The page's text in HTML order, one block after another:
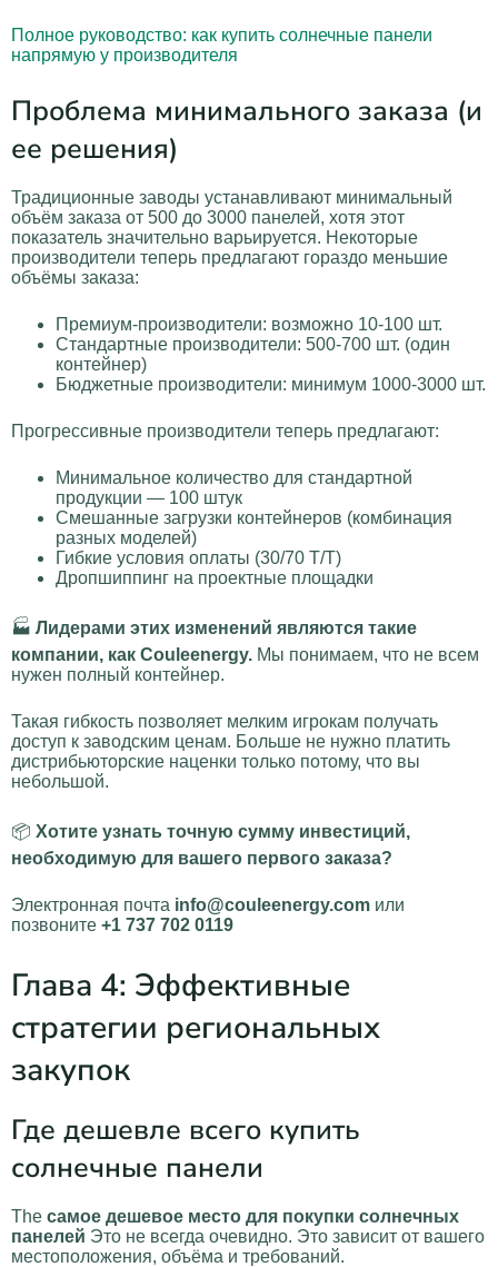
Полное руководство: как купить солнечные панели
напрямую у производителя
Проблема минимального заказа (и
ее решения)
Традиционные заводы устанавливают минимальный
объём заказа от 500 до 3000 панелей, хотя этот
показатель значительно варьируется. Некоторые
производители теперь предлагают гораздо меньшие
объёмы заказа:
Премиум-производители: возможно 10-100 шт.
Стандартные производители: 500-700 шт. (один
контейнер)
Бюджетные производители: минимум 1000-3000 шт.
Прогрессивные производители теперь предлагают:
Минимальное количество для стандартной
продукции — 100 штук
Смешанные загрузки контейнеров (комбинация
разных моделей)
Гибкие условия оплаты (30/70 T/T)
Дропшиппинг на проектные площадки
🏭 Лидерами этих изменений являются такие
компании, как Couleenergy. Мы понимаем, что не всем
нужен полный контейнер.
Такая гибкость позволяет мелким игрокам получать
доступ к заводским ценам. Больше не нужно платить
дистрибьюторские наценки только потому, что вы
небольшой.
📦 Хотите узнать точную сумму инвестиций,
необходимую для вашего первого заказа?
Электронная почта info@couleenergy.com или
позвоните +1 737 702 0119
Глава 4: Эффективные
стратегии региональных
закупок
Где дешевле всего купить
солнечные панели
The самое дешевое место для покупки солнечных
панелей Это не всегда очевидно. Это зависит от вашего
местоположения, объёма и требований.